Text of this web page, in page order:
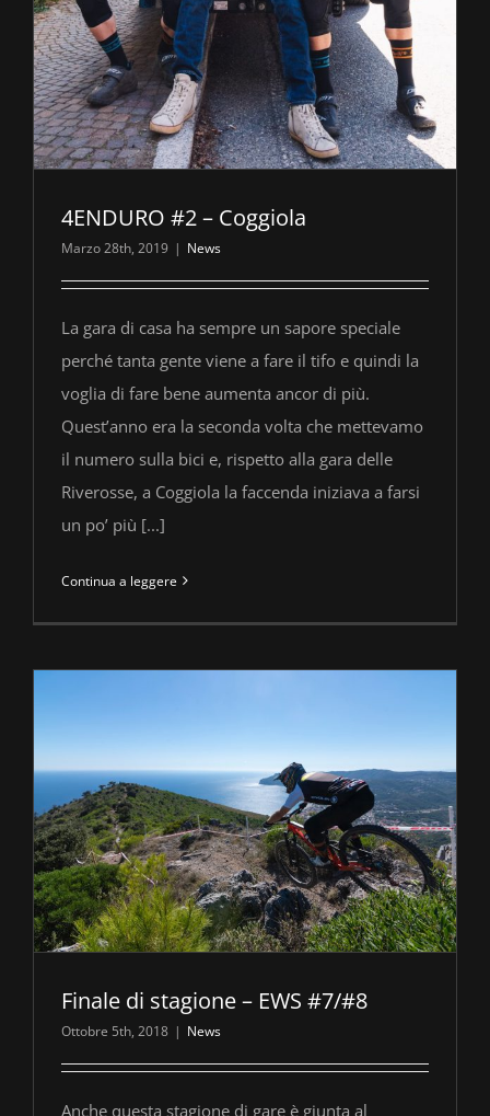
4ENDURO #2 – Coggiola
Marzo 28th, 2019 | News
La gara di casa ha sempre un sapore speciale
perché tanta gente viene a fare il tifo e quindi la
voglia di fare bene aumenta ancor di più.
Quest’anno era la seconda volta che mettevamo
il numero sulla bici e, rispetto alla gara delle
Riverosse, a Coggiola la faccenda iniziava a farsi
un po’ più [...]
Continua a leggere
Finale di stagione – EWS #7/#8
Ottobre 5th, 2018 | News
Anche questa stagione di gare è giunta al